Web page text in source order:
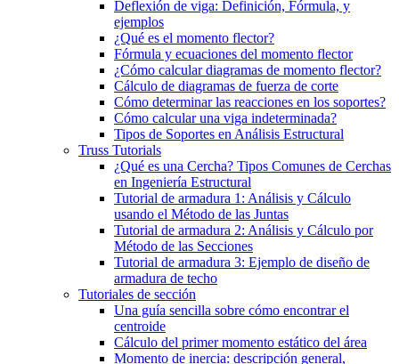
Deflexión de viga: Definición, Fórmula, y
ejemplos
¿Qué es el momento flector?
Fórmula y ecuaciones del momento flector
¿Cómo calcular diagramas de momento flector?
Cálculo de diagramas de fuerza de corte
Cómo determinar las reacciones en los soportes?
Cómo calcular una viga indeterminada?
Tipos de Soportes en Análisis Estructural
Truss Tutorials
¿Qué es una Cercha? Tipos Comunes de Cerchas
en Ingeniería Estructural
Tutorial de armadura 1: Análisis y Cálculo
usando el Método de las Juntas
Tutorial de armadura 2: Análisis y Cálculo por
Método de las Secciones
Tutorial de armadura 3: Ejemplo de diseño de
armadura de techo
Tutoriales de sección
Una guía sencilla sobre cómo encontrar el
centroide
Cálculo del primer momento estático del área
Momento de inercia: descripción general,